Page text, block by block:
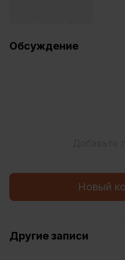
Обсуждение
Новый
Другие записи